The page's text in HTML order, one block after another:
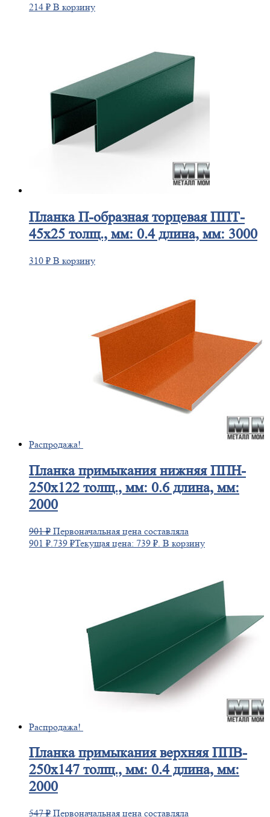
214 ₽ В корзину
ПланкаП-образная торцевая ППТ-
45х25 толщ., мм: 0.4 длина, мм: 3000
310 ₽ В корзину
Распродажа!
Планкапримыкания нижняя ППН-
250х122 толщ., мм: 0.6 длина, мм:
2000
901₽ Первоначальная цена составляла
901 ₽. 739 ₽Текущая цена: 739 ₽. В корзину
Распродажа!
Планкапримыкания верхняя ППВ-
250х147 толщ., мм: 0.4 длина, мм:
2000
547₽ Первоначальная цена составляла